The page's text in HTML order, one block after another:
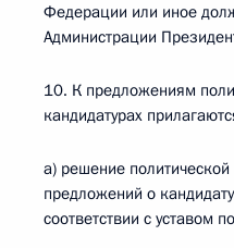
Федерации или иное
Администрации
10. К предложениям
кандидатурах
а) решение
предложений о
соответствии с уставом